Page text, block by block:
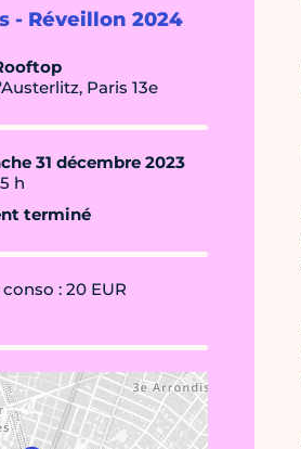
- Réveillon 2024
Paris 13e
31 décembre 2023
h
terminé
: 20 EUR